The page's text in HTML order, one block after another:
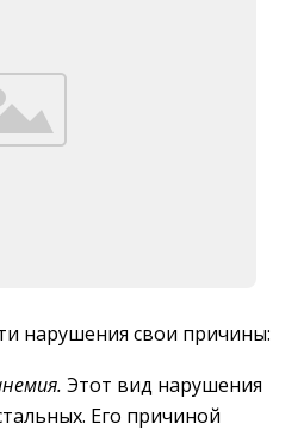
нарушения свои причины:
. Этот вид нарушения
Его причиной